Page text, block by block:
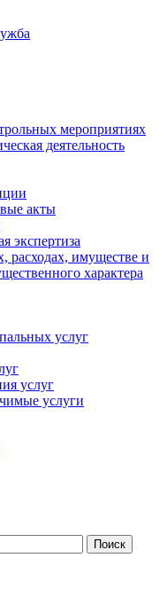
мероприятиях
деятельность
акты
экспертиза
расходах, имуществе и
характера
услуг
услуг
услуги